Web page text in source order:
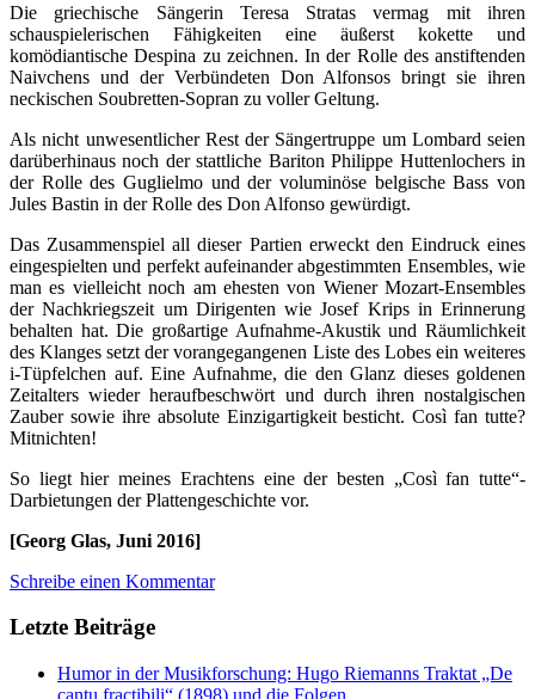
Die griechische Sängerin Teresa Stratas vermag mit ihren
schauspielerischen Fähigkeiten eine äußerst kokette und
komödiantische Despina zu zeichnen. In der Rolle des anstiftenden
Naivchens und der Verbündeten Don Alfonsos bringt sie ihren
neckischen Soubretten-Sopran zu voller Geltung.
Als nicht unwesentlicher Rest der Sängertruppe um Lombard seien
darüberhinaus noch der stattliche Bariton Philippe Huttenlochers in
der Rolle des Guglielmo und der voluminöse belgische Bass von
Jules Bastin in der Rolle des Don Alfonso gewürdigt.
Das Zusammenspiel all dieser Partien erweckt den Eindruck eines
eingespielten und perfekt aufeinander abgestimmten Ensembles, wie
man es vielleicht noch am ehesten von Wiener Mozart-Ensembles
der Nachkriegszeit um Dirigenten wie Josef Krips in Erinnerung
behalten hat. Die großartige Aufnahme-Akustik und Räumlichkeit
des Klanges setzt der vorangegangenen Liste des Lobes ein weiteres
i-Tüpfelchen auf. Eine Aufnahme, die den Glanz dieses goldenen
Zeitalters wieder heraufbeschwört und durch ihren nostalgischen
Zauber sowie ihre absolute Einzigartigkeit besticht. Così fan tutte?
Mitnichten!
So liegt hier meines Erachtens eine der besten „Così fan tutte“-
Darbietungen der Plattengeschichte vor.
[Georg Glas, Juni 2016]
Schreibe einen Kommentar
Letzte Beiträge
Humor in der Musikforschung: Hugo Riemanns Traktat „De
cantu fractibili“ (1898) und die Folgen